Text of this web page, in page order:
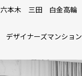
六本木 三田 白金高輪
デザイナーズマンション